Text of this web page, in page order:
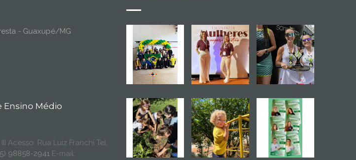
- Guaxupé/MG
Ensino Médio
Acesso: Rua Luiz Franchi Tel:
98858-2941E-mail: